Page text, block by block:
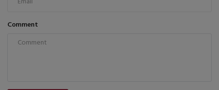
Comment